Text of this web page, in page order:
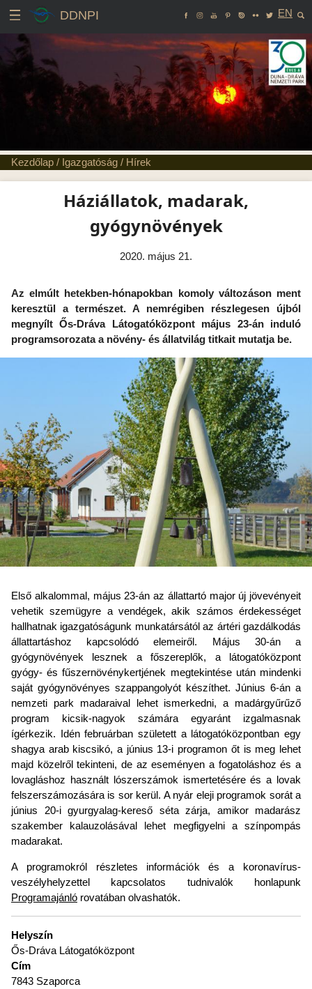
DDNPI EN
Kezdőlap / Igazgatóság / Hírek
Háziállatok, madarak,
gyógynövények
2020. május 21.
Az elmúlt hetekben-hónapokban komoly változáson ment
keresztül a természet. A nemrégiben részlegesen újból
megnyílt Ős-Dráva Látogatóközpont május 23-án induló
programsorozata a növény- és állatvilág titkait mutatja be.
Első alkalommal, május 23-án az állattartó major új jövevényeit
vehetik szemügyre a vendégek, akik számos érdekességet
hallhatnak igazgatóságunk munkatársától az ártéri gazdálkodás
állattartáshoz kapcsolódó elemeiről. Május 30-án a
gyógynövények lesznek a főszereplők, a látogatóközpont
gyógy- és fűszernövénykertjének megtekintése után mindenki
saját gyógynövényes szappangolyót készíthet. Június 6-án a
nemzeti park madaraival lehet ismerkedni, a madárgyűrűző
program kicsik-nagyok számára egyaránt izgalmasnak
ígérkezik. Idén februárban született a látogatóközpontban egy
shagya arab kiscsikó, a június 13-i programon őt is meg lehet
majd közelről tekinteni, de az eseményen a fogatoláshoz és a
lovagláshoz használt lószerszámok ismertetésére és a lovak
felszerszámozására is sor kerül. A nyár eleji programok sorát a
június 20-i gyurgyalag-kereső séta zárja, amikor madarász
szakember kalauzolásával lehet megfigyelni a színpompás
madarakat.
A programokról részletes információk és a koronavírus-
veszélyhelyzettel kapcsolatos tudnivalók honlapunk
Programajánló rovatában olvashatók.
Helyszín
Ős-Dráva Látogatóközpont
Cím
7843 Szaporca